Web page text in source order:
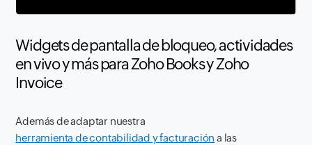
Widgets de pantalla de bloqueo, actividades
en vivo y más para Zoho Books y Zoho
Invoice
Además de adaptar nuestra
herramienta de contabilidad y facturación a las